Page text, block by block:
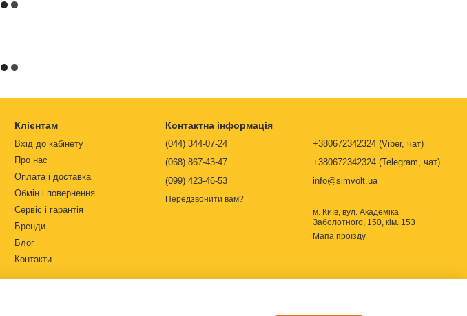
Клієнтам
Вхід до кабінету
Про нас
Оплата і доставка
Обмін і повернення
Сервіс і гарантія
Бренди
Блог
Контакти
Контактна інформація
(044) 344-07-24
(068) 867-43-47
(099) 423-46-53
Передзвонити вам?
+380672342324 (Viber, чат)
+380672342324 (Telegram, чат)
info@simvolt.ua
м. Київ, вул. Академіка
Заболотного, 150, кім. 153
Мапа проїзду